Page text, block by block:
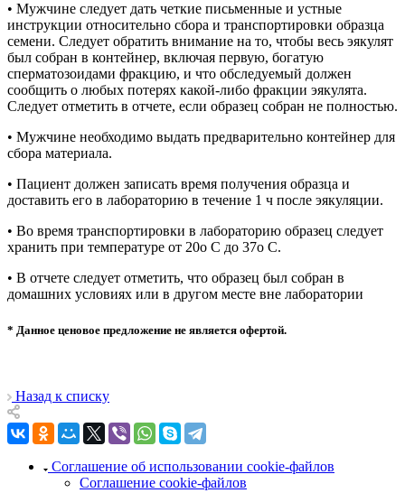
• Мужчине следует дать четкие письменные и устные
инструкции относительно сбора и транспортировки образца
семени. Следует обратить внимание на то, чтобы весь эякулят
был собран в контейнер, включая первую, богатую
сперматозоидами фракцию, и что обследуемый должен
сообщить о любых потерях какой-либо фракции эякулята.
Следует отметить в отчете, если образец собран не полностью.
• Мужчине необходимо выдать предварительно контейнер для
сбора материала.
• Пациент должен записать время получения образца и
доставить его в лабораторию в течение 1 ч после эякуляции.
• Во время транспортировки в лабораторию образец следует
хранить при температуре от 20о С до 37о С.
• В отчете следует отметить, что образец был собран в
домашних условиях или в другом месте вне лаборатории
* Данное ценовое предложение не является офертой.
Назад к списку
Соглашение об использовании cookie-файлов
Соглашение cookie-файлов